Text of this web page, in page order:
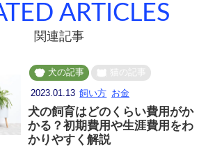
ARTICLES
関連記事
犬の記事
猫の記事
2023.01.13 飼い方 お金
犬の飼育はどのくらい費用がか
かる？初期費用や生涯費用をわ
かりやすく解説